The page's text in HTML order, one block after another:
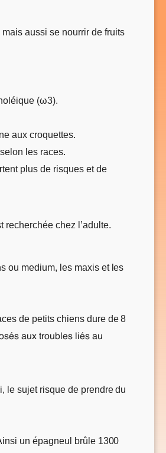
aussi se nourrir de fruits
(ω3).
aux croquettes.
les races.
plus de risques et de
chez l’adulte.
ou medium, les maxis et les
de petits chiens dure de 8
aux troubles liés au
le sujet risque de prendre du
un épagneul brûle 1300